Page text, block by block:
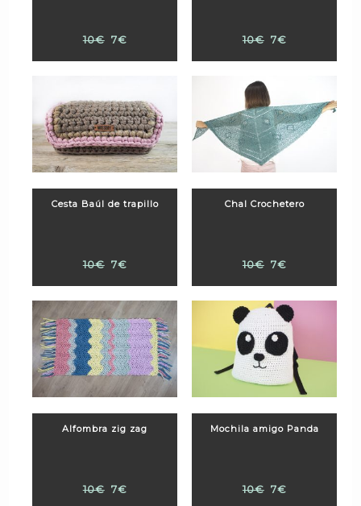
10€ 7€ 10€ 7€
Cesta Baúl de trapillo
10€ 7€
Chal Crochetero
10€ 7€
Alfombra zig zag
10€ 7€
Mochila amigo Panda
10€ 7€